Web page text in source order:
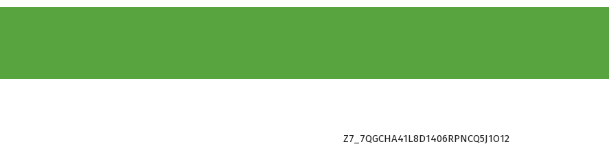
Z7_7QGCHA41L8D1406RPNCQ5J1O12